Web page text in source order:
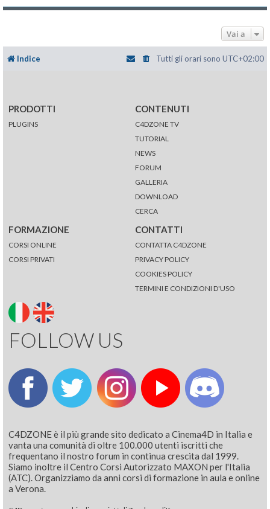
Vai a
Indice Tutti gli orari sono UTC+02:00
PRODOTTI
PLUGINS
CONTENUTI
C4DZONE TV
TUTORIAL
NEWS
FORUM
GALLERIA
DOWNLOAD
CERCA
FORMAZIONE
CORSI ONLINE
CORSI PRIVATI
CONTATTI
CONTATTA C4DZONE
PRIVACY POLICY
COOKIES POLICY
TERMINI E CONDIZIONI D'USO
FOLLOW US
C4DZONE è il più grande sito dedicato a Cinema4D in Italia e
vanta una comunità di oltre 100.000 utenti iscritti che
frequentano il nostro forum in continua crescita dal 1999.
Siamo inoltre il Centro Corsi Autorizzato MAXON per l'Italia
(ATC). Organizziamo da anni corsi di formazione in aula e online
a Verona.